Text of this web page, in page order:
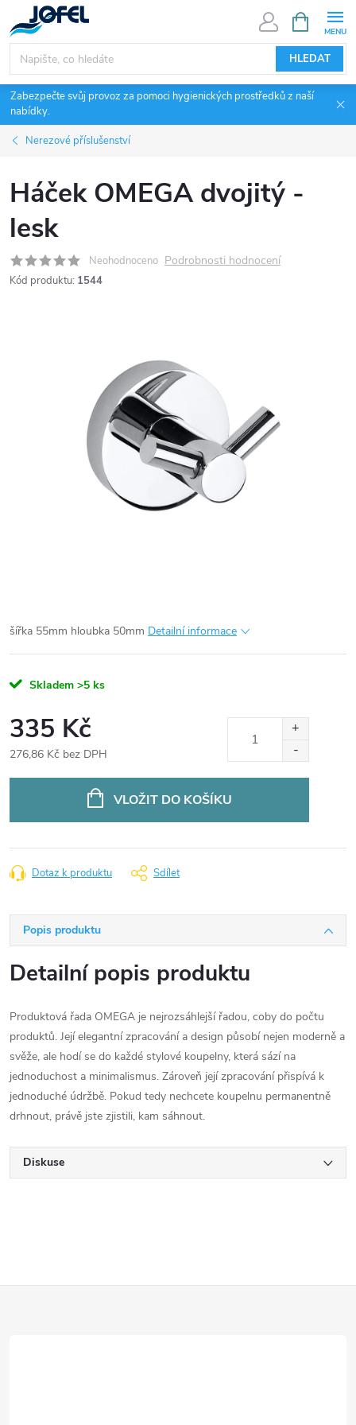
na
obsah
HLEDAT
NÁKUPNÍ
KOŠÍK
Zabezpečte svůj provoz za pomoci hygienických prostředků z naší
nabídky.
Nerezové příslušenství
Háček OMEGA dvojitý -
lesk
Neohodnoceno Podrobnosti hodnocení
Kód produktu: 1544
šířka 55mm hloubka 50mm Detailní informace
Skladem >5 ks
335 Kč
276,86 Kč bez DPH
VLOŽIT DO KOŠÍKU
Dotaz k produktu Sdílet
Popis produktu
Detailní popis produktu
Produktová řada OMEGA je nejrozsáhlejší řadou, coby do počtu
produktů. Její elegantní zpracování a design působí nejen moderně a
svěže, ale hodí se do každé stylové koupelny, která sází na
jednoduchost a minimalismus. Zároveň její zpracování přispívá k
jednoduché údržbě. Pokud tedy nechcete koupelnu permanentně
drhnout, právě jste zjistili, kam sáhnout.
Diskuse